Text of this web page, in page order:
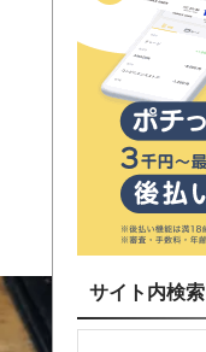
サイト内検索